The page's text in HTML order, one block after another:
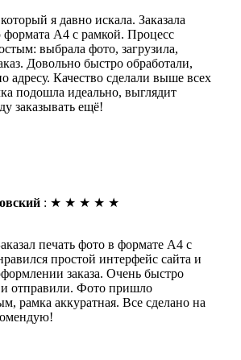
я давно искала. Заказала
формата А4 с рамкой. Процесс
выбрала фото, загрузила,
Довольно быстро обработали,
адресу. Качество сделали выше всех
подошла идеально, выглядит
заказывать ещё!
: ★ ★ ★ ★ ★
печать фото в формате А4 с
простой интерфейс сайта и
заказа. Очень быстро
и отправили. Фото пришло
рамка аккуратная. Все сделано на